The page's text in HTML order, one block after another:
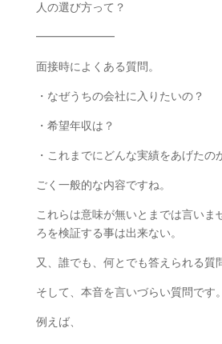
人の選び方って？
━━━━━━━
面接時によくある質問。
・なぜうちの会社に入りたいの？
・希望年収は？
・これまでにどんな実績をあげたの
ごく一般的な内容ですね。
これらは意味が無いとまでは言いま
ろを検証する事は出来ない。
又、誰でも、何とでも答えられる質
そして、本音を言いづらい質問です。
例えば、